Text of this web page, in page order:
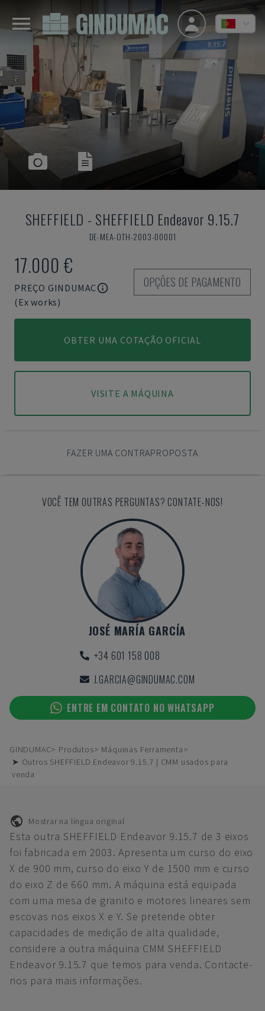
SHEFFIELD - SHEFFIELD Endeavor 9.15.7
DE-MEA-OTH-2003-00001
17.000 €
PREÇO GINDUMAC
(Ex works)
OPÇÕES DE PAGAMENTO
OBTER UMA COTAÇÃO OFICIAL
VISITE A MÁQUINA
FAZER UMA CONTRAPROPOSTA
VOCÊ TEM OUTRAS PERGUNTAS? CONTATE-NOS!
JOSÉ MARÍA GARCÍA
+34 601 158 008
J.GARCIA@GINDUMAC.COM
ENTRE EM CONTATO NO WHATSAPP
GINDUMAC Produtos
Máquinas Ferramenta
➤ Outros SHEFFIELD Endeavor 9.15.7 | CMM usados para
venda
Mostrar na língua original
Esta outra SHEFFIELD Endeavor 9.15.7 de 3 eixos
foi fabricada em 2003. Apresenta um curso do eixo
X de 900 mm, curso do eixo Y de 1500 mm e curso
do eixo Z de 660 mm. A máquina está equipada
com uma mesa de granito e motores lineares sem
escovas nos eixos X e Y. Se pretende obter
capacidades de medição de alta qualidade,
considere a outra máquina CMM SHEFFIELD
Endeavor 9.15.7 que temos para venda. Contacte-
nos para mais informações.